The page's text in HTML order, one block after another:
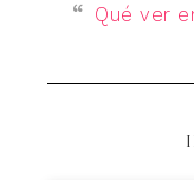
Qué ver